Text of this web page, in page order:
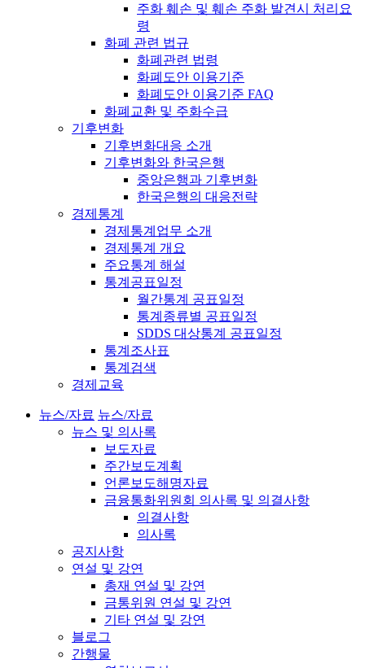
주화 훼손 및 훼손 주화 발견시 처리요
령
화폐 관련 법규
화폐관련 법령
화폐도안 이용기준
화폐도안 이용기준 FAQ
화폐교환 및 주화수급
기후변화
기후변화대응 소개
기후변화와 한국은행
중앙은행과 기후변화
한국은행의 대응전략
경제통계
경제통계업무 소개
경제통계 개요
주요통계 해설
통계공표일정
월간통계 공표일정
통계종류별 공표일정
SDDS 대상통계 공표일정
통계조사표
통계검색
경제교육
뉴스/자료 뉴스/자료
뉴스 및 의사록
보도자료
주간보도계획
언론보도해명자료
금융통화위원회 의사록 및 의결사항
의결사항
의사록
공지사항
연설 및 강연
총재 연설 및 강연
금통위원 연설 및 강연
기타 연설 및 강연
블로그
간행물